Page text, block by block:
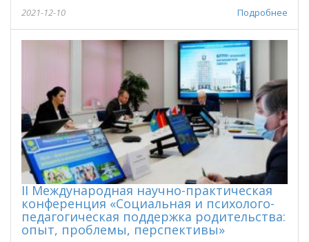
Подробнее
2021-12-10
II Международная научно-практическая
конференция «Социальная и психолого-
педагогическая поддержка родительства:
опыт, проблемы, перспективы»